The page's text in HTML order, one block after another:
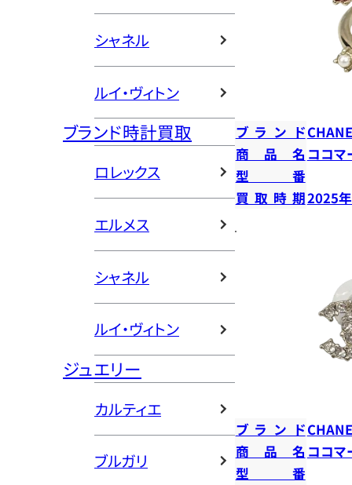
シャネル
ルイ・ヴィトン
ブランド時計買取
ロレックス
エルメス
シャネル
ルイ・ヴィトン
ジュエリー
カルティエ
ブルガリ
ブランド
商品名 ココ
型番
買取時期2025
ブランド
商品名 ココ
型番